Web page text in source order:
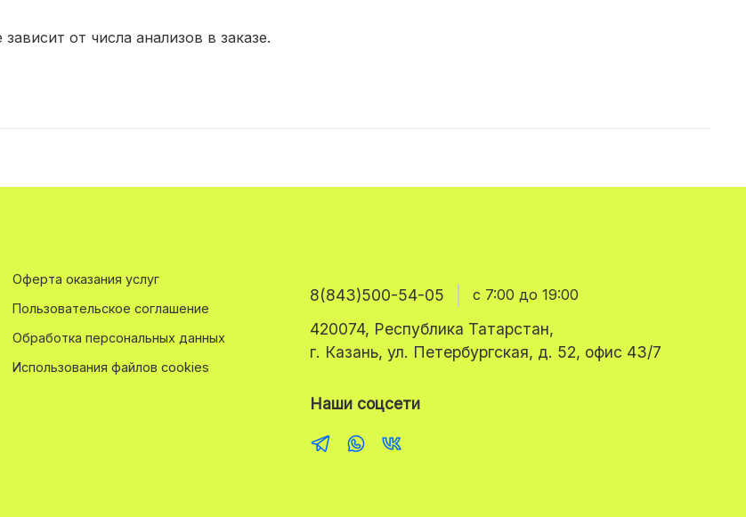
от числа анализов в заказе.
Оферта оказания услуг
Пользовательское соглашение
Обработка персональных данных
Использования файлов cookies
8(843)500-54-05 с 7:00 до 19:00
420074, Республика Татарстан,
г. Казань, ул. Петербургская, д. 52, офис 43/7
Наши соцсети